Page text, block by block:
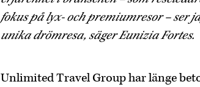
fokus på lyx- och premiumresor – ser
unika drömresa, säger Eunizia Fortes.
Unlimited Travel Group har länge